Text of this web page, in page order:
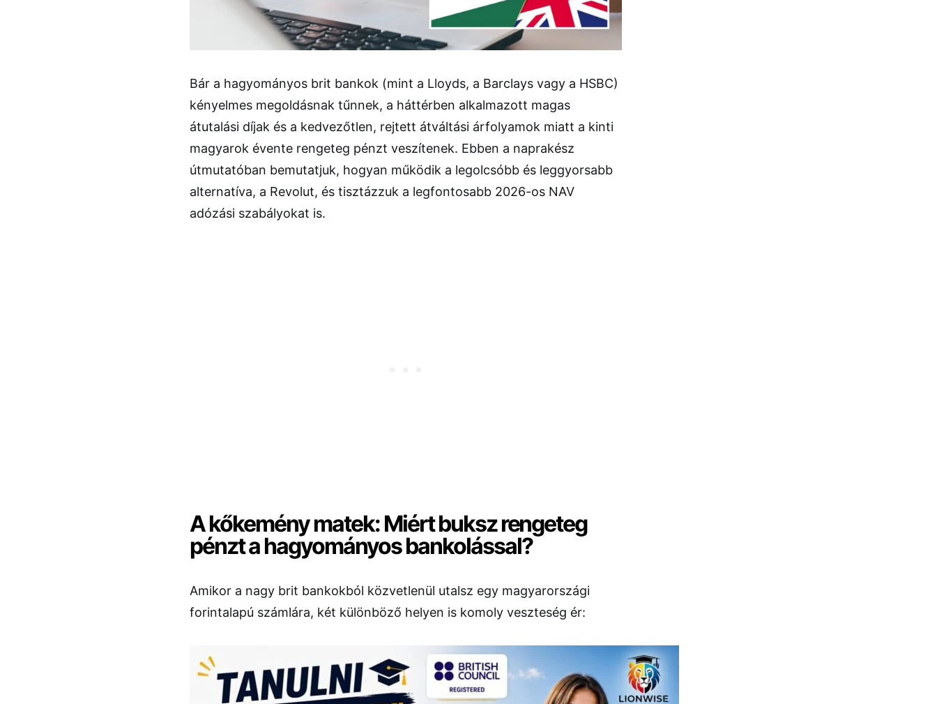
Bár a hagyományos brit bankok (mint a Lloyds, a Barclays vagy a HSBC)
kényelmes megoldásnak tűnnek, a háttérben alkalmazott magas
átutalási díjak és a kedvezőtlen, rejtett átváltási árfolyamok miatt a kinti
magyarok évente rengeteg pénzt veszítenek. Ebben a naprakész
útmutatóban bemutatjuk, hogyan működik a legolcsóbb és leggyorsabb
alternatíva, a Revolut, és tisztázzuk a legfontosabb 2026-os NAV
adózási szabályokat is.
A kőkemény matek: Miért buksz rengeteg
pénzt a hagyományos bankolással?
Amikor a nagy brit bankokból közvetlenül utalsz egy magyarországi
forintalapú számlára, két különböző helyen is komoly veszteség ér: